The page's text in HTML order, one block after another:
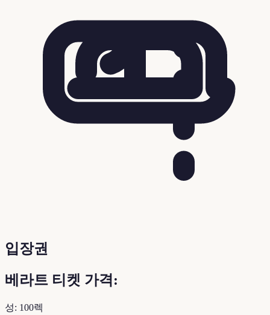
입장권
베라트 티켓 가격:
성: 100렉